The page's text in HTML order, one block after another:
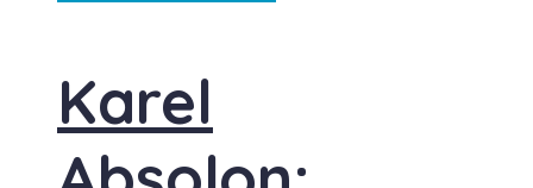
Karel